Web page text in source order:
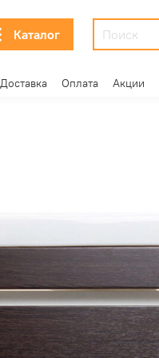
Каталог
Доставка Оплата Акции